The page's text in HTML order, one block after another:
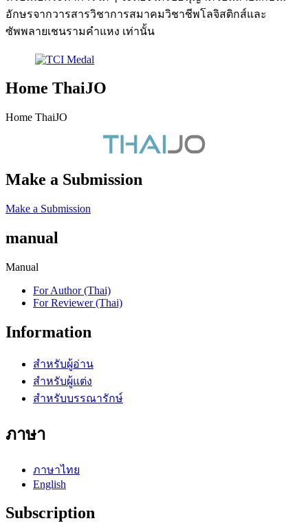
อักษรจากวารสารวิชาการสมาคมวิชาชีพโลจิสติกส์และ
ซัพพลายเชนรามคำแหง เท่านั้น
Home ThaiJO
Home ThaiJO
Make a Submission
Make a Submission
manual
Manual
For Author (Thai)
For Reviewer (Thai)
Information
สำหรับผู้อ่าน
สำหรับผู้แต่ง
สำหรับบรรณารักษ์
ภาษา
ภาษาไทย
English
Subscription